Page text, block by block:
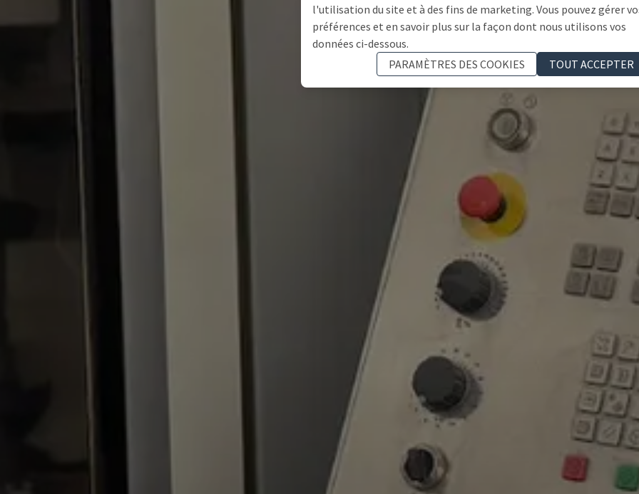
l'utilisation du site et à des fins de marketing. Vous pouvez gérer
préférences et en savoir plus sur la façon dont nous utilisons vos
données ci-dessous.
PARAMÈTRES DES COOKIES
TOUT ACCEPTER